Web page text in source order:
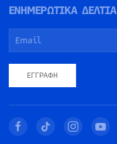
ΕΝΗΜΕΡΩΤΙΚΑ ΔΕΛΤΙΑ
ΕΓΓΡΑΦΉ